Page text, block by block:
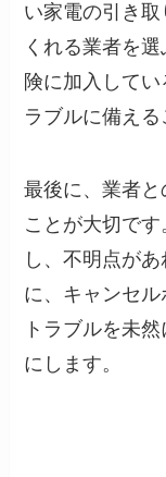
い家電の引き
くれる業者を
険に加入して
ラブルに備える
最後に、業者
ことが大切で
し、不明点が
に、キャンセル
トラブルを未
にします。